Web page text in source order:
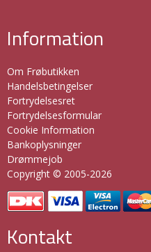
Information
Om Frøbutikken
Handelsbetingelser
Fortrydelsesret
Fortrydelsesformular
Cookie Information
Bankoplysninger
Drømmejob
Copyright © 2005-2026
Kontakt